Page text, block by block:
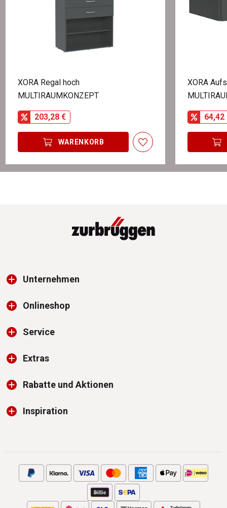
XORA Regal hoch
MULTIRAUMKONZEPT
203,28 €
WARENKORB
XORA
64,42
Unternehmen
Onlineshop
Service
Extras
Rabatte und Aktionen
Inspiration